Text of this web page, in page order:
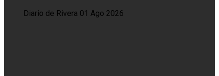
Diario de Rivera 01 Ago 2026